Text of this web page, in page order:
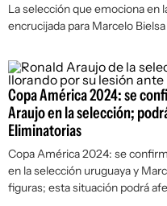
La selección que emociona en
encrucijada para Marcelo
Copa América 2024: se
Araujo en la selección;
Eliminatorias
Copa América 2024: se
en la selección uruguaya y
figuras; esta situación podrá